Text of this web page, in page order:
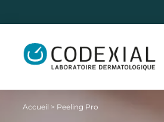
Accueil > Peeling Pro